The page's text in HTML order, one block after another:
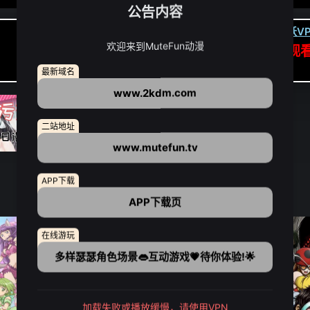
下载虎跃
APP高速专线可前往APP观
公告内容
欢迎来到MuteFun动漫
最新域名
www.2kdm.com
二站地址
www.mutefun.tv
APP下载
APP下载页
在线游玩
多样瑟瑟角色场景👄互动游戏💗待你体验!🌟
加载失败或播放缓慢，请使用VPN